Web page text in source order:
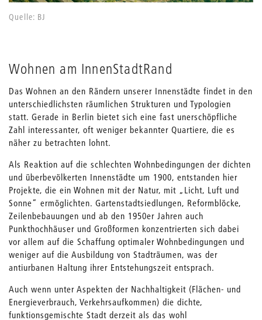
Quelle: BJ
Wohnen am InnenStadtRand
Das Wohnen an den Rändern unserer Innenstädte findet in den
unterschiedlichsten räumlichen Strukturen und Typologien
statt. Gerade in Berlin bietet sich eine fast unerschöpfliche
Zahl interessanter, oft weniger bekannter Quartiere, die es
näher zu betrachten lohnt.
Als Reaktion auf die schlechten Wohnbedingungen der dichten
und überbevölkerten Innenstädte um 1900, entstanden hier
Projekte, die ein Wohnen mit der Natur, mit „Licht, Luft und
Sonne“ ermöglichten. Gartenstadtsiedlungen, Reformblöcke,
Zeilenbebauungen und ab den 1950er Jahren auch
Punkthochhäuser und Großformen konzentrierten sich dabei
vor allem auf die Schaffung optimaler Wohnbedingungen und
weniger auf die Ausbildung von Stadträumen, was der
antiurbanen Haltung ihrer Entstehungszeit entsprach.
Auch wenn unter Aspekten der Nachhaltigkeit (Flächen- und
Energieverbrauch, Verkehrsaufkommen) die dichte,
funktionsgemischte Stadt derzeit als das wohl